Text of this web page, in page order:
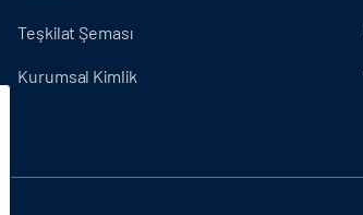
Teşkilat Şeması
Kurumsal Kimlik